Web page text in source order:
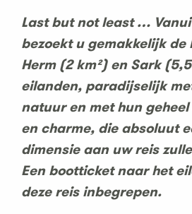
Last but not least …
bezoekt u gemakkelijk de
Herm (2 km²) en Sark
eilanden, paradijselijk
natuur en met hun
en charme, die absoluut
dimensie aan uw reis
Een bootticket naar het
deze reis inbegrepen.